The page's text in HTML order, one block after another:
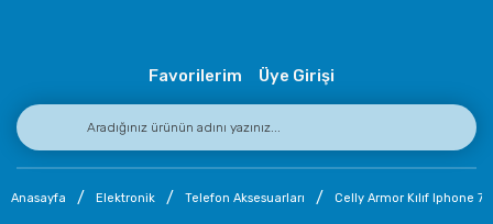
Favorilerim Üye Girişi
Anasayfa Elektronik Telefon Aksesuarları Celly Armor Kılıf Iphone 7